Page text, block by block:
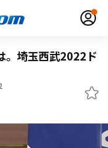
。埼玉西武2022ド